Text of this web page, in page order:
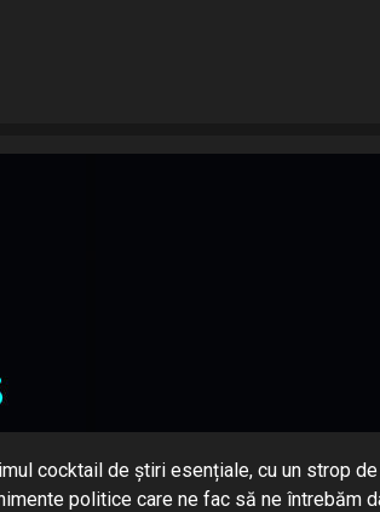
cocktail de știri esențiale, cu un strop
politice care ne fac să ne întrebăm